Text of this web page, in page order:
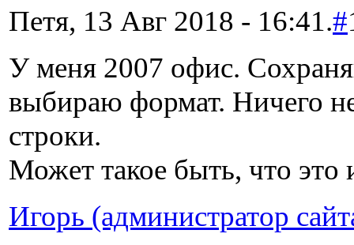
Петя, 13 Авг 2018 - 16:41.#
У меня 2007 офис.
выбираю формат. Ничего
строки.
Может такое быть, что это
Игорь (администратор